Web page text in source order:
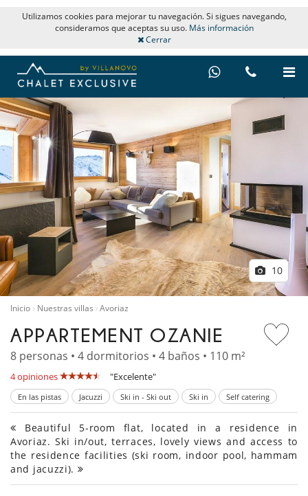
Utilizamos cookies para mejorar tu navegación. Si sigues navegando,
consideramos que aceptas su uso. Más información
Cerrar
10
Inicio Nuestras villas Avoriaz
APPARTEMENT OZANIE
8 personas • 4 dormitorios • 4 baños • 110 m²
4 opiniones "Excelente"
En las pistas Jacuzzi Ski in - Ski out Ski in Self catering
Beautiful 5-room flat, located in a residence in
Avoriaz. Ski in/out, terraces, lovely views and access to
the residence facilities (ski room, indoor pool, hammam
and jacuzzi).